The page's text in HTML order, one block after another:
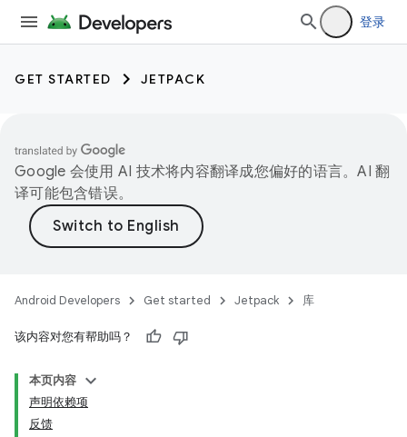
登录
GET STARTED JETPACK
Google 会使用 AI 技术将内容翻译成您偏好的语言。AI 翻
译可能包含错误。
Android Developers Get started Jetpack 库
该内容对您有帮助吗？
本页内容
声明依赖项
反馈